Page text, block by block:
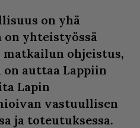
on yhä
on yhteistyössä
ohjeistus,
auttaa Lappiin
Lapin
vastuullisen
ja toteutuksessa.